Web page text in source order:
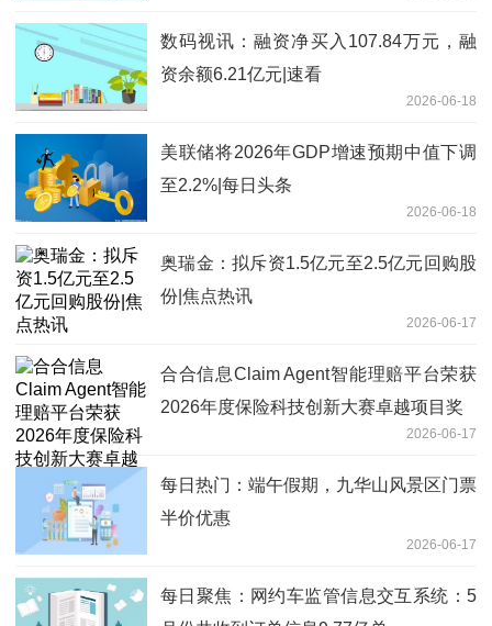
数码视讯：融资净买入107.84万元，融
资余额6.21亿元|速看
2026-06-18
美联储将2026年GDP增速预期中值下调
至2.2%|每日头条
2026-06-18
奥瑞金：拟斥资1.5亿元至2.5亿元回购股
份|焦点热讯
2026-06-17
合合信息Claim Agent智能理赔平台荣获
2026年度保险科技创新大赛卓越项目奖
2026-06-17
每日热门：端午假期，九华山风景区门票
半价优惠
2026-06-17
每日聚焦：网约车监管信息交互系统：5